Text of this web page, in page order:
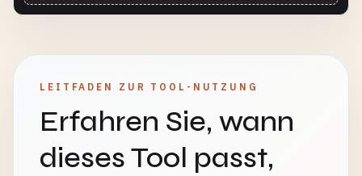
LEITFADEN ZUR TOOL-NUTZUNG
Erfahren Sie, wann
dieses Tool passt,